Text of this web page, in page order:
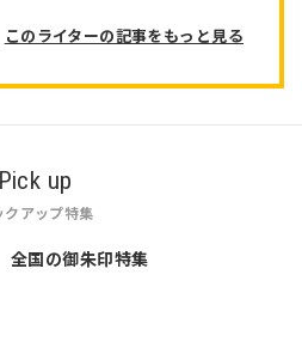
このライターの記事をもっと見る
Pick up
クアップ特集
全国の御朱印特集